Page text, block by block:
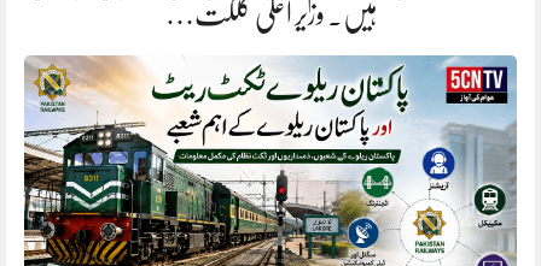
ہیں. وزیر اعلیٰ گلگت…